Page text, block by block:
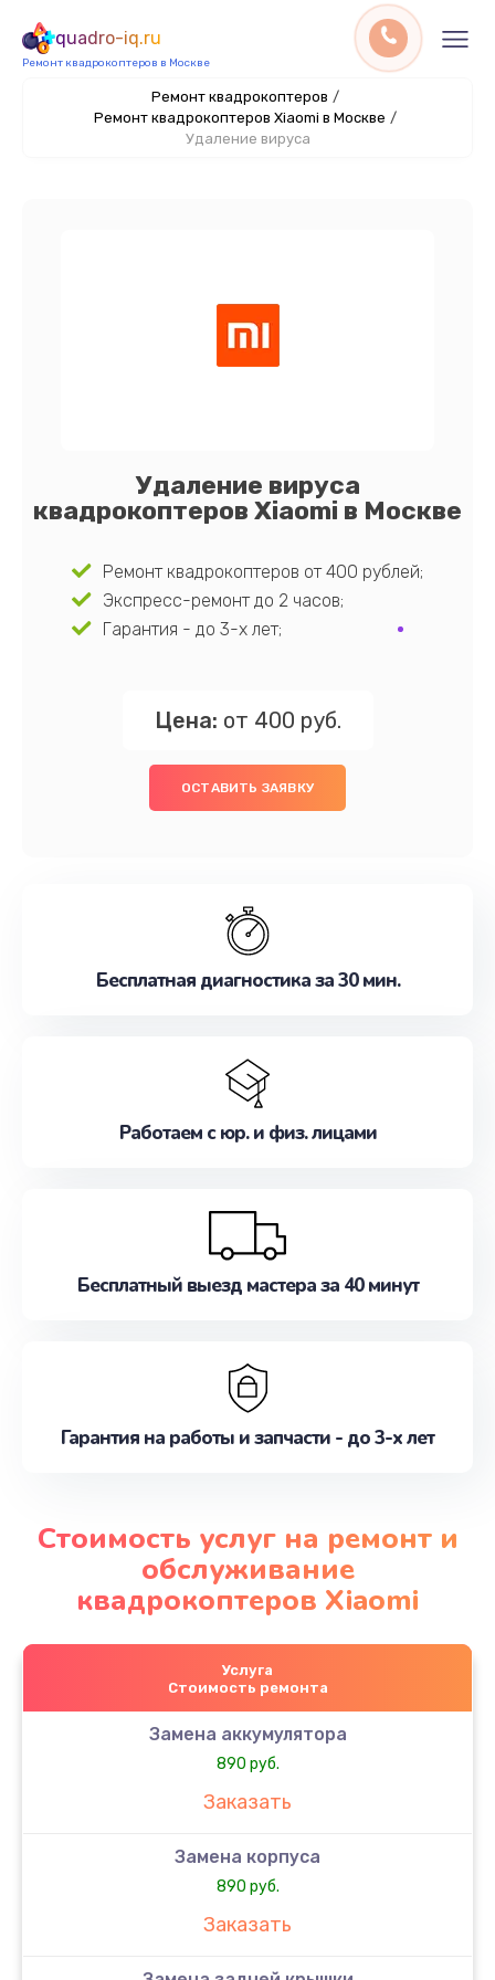
quadro-iq.ru
Ремонт квадрокоптеров в Москве
Ремонт квадрокоптеров /
Ремонт квадрокоптеров Xiaomi в Москве /
Удаление вируса
Удаление вируса
квадрокоптеров Xiaomi в Москве
Ремонт квадрокоптеров от 400 рублей;
Экспресс-ремонт до 2 часов;
Гарантия - до 3-х лет;
Цена: от 400 руб.
ОСТАВИТЬ ЗАЯВКУ
Бесплатная диагностика за 30 мин.
Работаем с юр. и физ. лицами
Бесплатный выезд мастера за 40 минут
Гарантия на работы и запчасти - до 3-х лет
Стоимость услуг на ремонт и
обслуживание
квадрокоптеров Xiaomi
Услуга
Стоимость ремонта
Замена аккумулятора
890 руб.
Заказать
Замена корпуса
890 руб.
Заказать